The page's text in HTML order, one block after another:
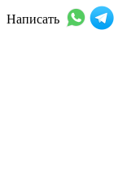
Написать